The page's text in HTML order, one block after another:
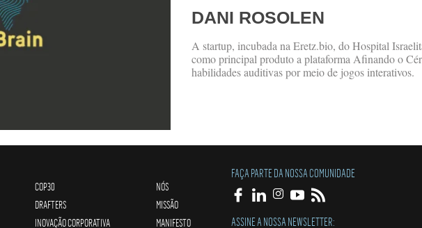
DANI ROSOLEN
A startup, incubada na Eretz.bio, do Hospital
como principal produto a plataforma Afinando o
habilidades auditivas por meio de jogos interativos.
COP30
DRAFTERS
INOVAÇÃO CORPORATIVA
NÓS
MISSÃO
MANIFESTO
FAÇA PARTE DA NOSSA COMUNIDADE
ASSINE A NOSSA NEWSLETTER: